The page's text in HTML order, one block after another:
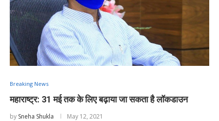
Breaking News
महाराष्ट्र: 31 मई तक के लिए बढ़ाया जा सकता है लॉकडाउन
by Sneha Shukla May 12, 2021